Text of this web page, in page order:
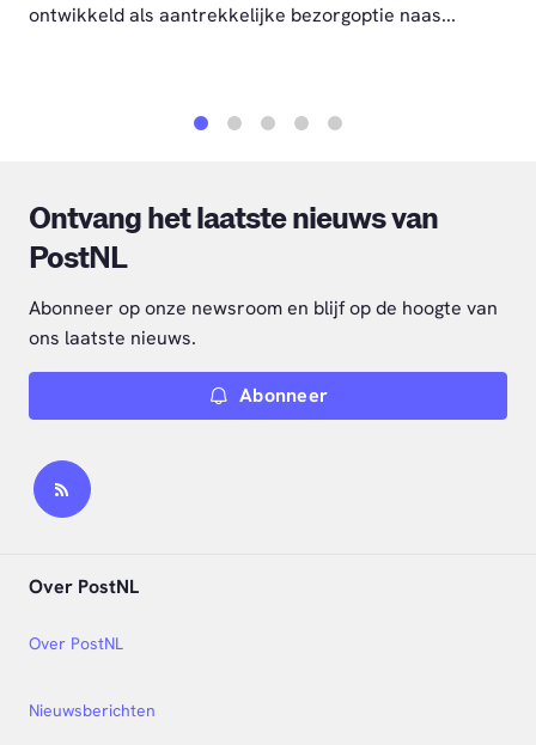
ontwikkeld als aantrekkelijke bezorgoptie naas...
Ontvang het laatste nieuws van
PostNL
Abonneer op onze newsroom en blijf op de hoogte van
ons laatste nieuws.
Abonneer
Over PostNL
Nieuwsberichten
Over PostNL